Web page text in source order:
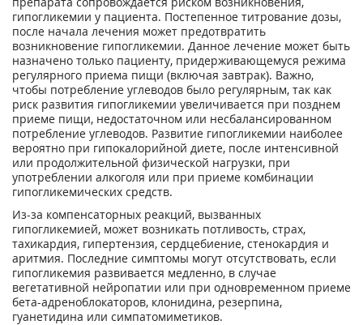
гипогликемии у пациента. Постепенное титрование дозы,
после начала лечения может предотвратить
возникновение гипогликемии. Данное лечение может быть
назначено только пациенту, придерживающемуся режима
регулярного приема пищи (включая завтрак). Важно,
чтобы потребление углеводов было регулярным, так как
риск развития гипогликемии увеличивается при позднем
приеме пищи, недостаточном или несбалансированном
потребление углеводов. Развитие гипогликемии наиболее
вероятно при гипокалорийной диете, после интенсивной
или продолжительной физической нагрузки, при
употреблении алкоголя или при приеме комбинации
гипогликемических средств.
Из-за компенсаторных реакций, вызванных
гипогликемией, может возникать потливость, страх,
тахикардия, гипертензия, сердцебиение, стенокардия и
аритмия. Последние симптомы могут отсутствовать, если
гипогликемия развивается медленно, в случае
вегетативной нейропатии или при одновременном приеме
бета-адреноблокаторов, клонидина, резерпина,
гуанетидина или симпатомиметиков.